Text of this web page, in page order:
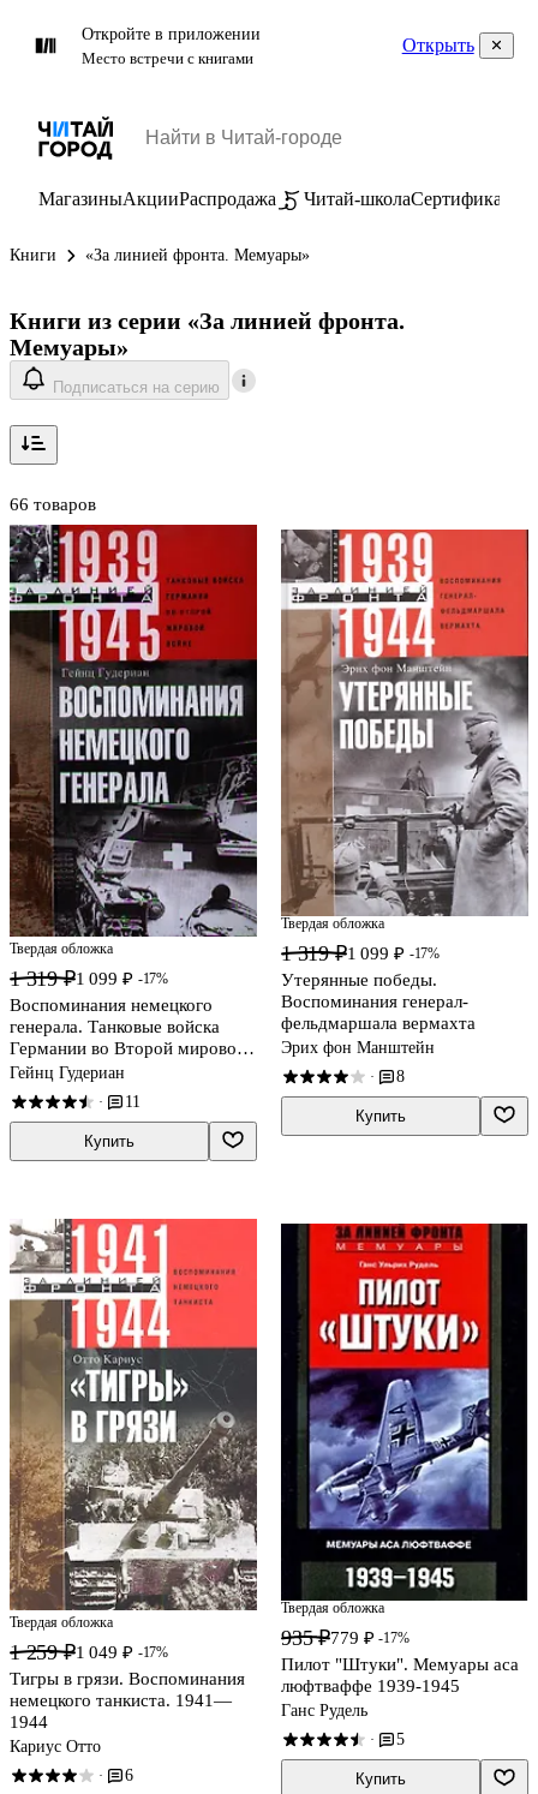
Откройте в приложении
Место встречи с книгами
Открыть
МагазиныАкцииРаспродажа Читай-школаСертификаты
Книги «За линией фронта. Мемуары»
Книги из серии «За линией фронта.
Мемуары»
Подписаться на серию
66 товаров
Твердая обложка
1 319 ₽1 099 ₽ -17%
Воспоминания немецкого
генерала. Танковые войска
Германии во Второй мировой
войне 1939—1945
Гейнц Гудериан
· 11
Купить
Твердая обложка
1 319 ₽1 099 ₽ -17%
Утерянные победы.
Воспоминания генерал­
фельдмаршала вермахта
Эрих фон Манштейн
· 8
Купить
Твердая обложка
1 259 ₽1 049 ₽ -17%
Тигры в грязи. Воспоминания
немецкого танкиста. 1941—
1944
Кариус Отто
· 6
Твердая обложка
935 ₽779 ₽ -17%
Пилот "Штуки". Мемуары аса
люфтваффе 1939-1945
Ганс Рудель
· 5
Купить